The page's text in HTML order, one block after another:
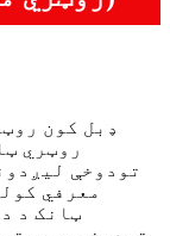
روټري
تودوخې
معرفي
ټانک د